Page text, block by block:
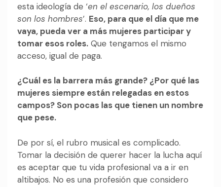
esta ideología de ‘en el escenario, los dueños
son los hombres’. Eso, para que el día que me
vaya, pueda ver a más mujeres participar y
tomar esos roles. Que tengamos el mismo
acceso, igual de paga.
¿Cuál es la barrera más grande? ¿Por qué las
mujeres siempre están relegadas en estos
campos? Son pocas las que tienen un nombre
que pese.
De por sí, el rubro musical es complicado.
Tomar la decisión de querer hacer la lucha aquí
es aceptar que tu vida profesional va a ir en
altibajos. No es una profesión que considero